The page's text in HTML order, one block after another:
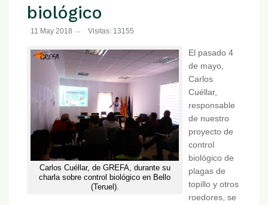
biológico
11 May 2018 Visitas: 13155
Carlos Cuéllar, de GREFA, durante su
charla sobre control biológico en Bello
(Teruel).
El pasado 4
de mayo,
Carlos
Cuéllar,
responsable
de nuestro
proyecto de
control
biológico de
plagas de
topillo y otros
roedores, se